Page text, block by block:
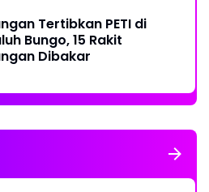
Tertibkan PETI di
Bungo, 15 Rakit
Dibakar